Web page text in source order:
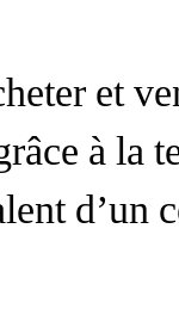
et
à la
d’un